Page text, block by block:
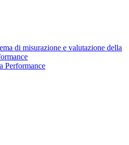
di misurazione e valutazione della
Performance